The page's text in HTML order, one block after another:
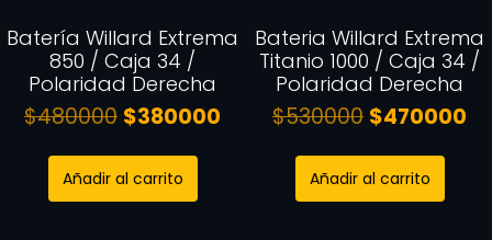
Batería Willard Extrema
850 / Caja 34 /
Polaridad Derecha
$480000 $380000
Añadir al carrito
Bateria Willard Extrema
Titanio 1000 / Caja 34 /
Polaridad Derecha
$530000 $470000
Añadir al carrito